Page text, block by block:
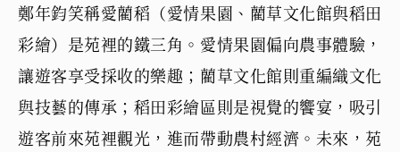
鄭年鈞笑稱愛藺稻（愛情果園、藺草文化館與稻田
彩繪）是苑裡的鐵三角。愛情果園偏向農事體驗，
讓遊客享受採收的樂趣；藺草文化館則重編織文化
與技藝的傳承；稻田彩繪區則是視覺的饗宴，吸引
遊客前來苑裡觀光，進而帶動農村經濟。未來，苑